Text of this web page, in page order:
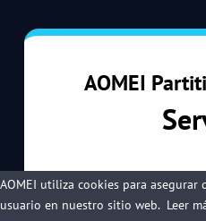
AOMEI
AOMEI utiliza cookies para
usuario en nuestro sitio web. Leer